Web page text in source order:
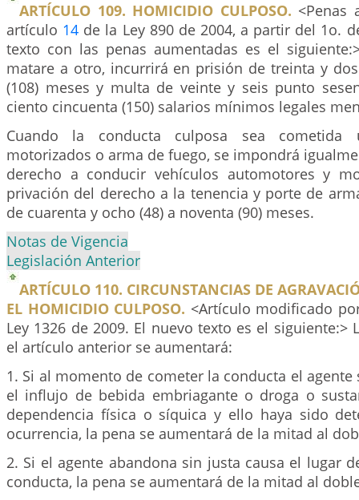
ARTÍCULO 109. HOMICIDIO CULPOSO. <Penas
artículo 14 de la Ley 890 de 2004, a partir del 1o.
texto con las penas aumentadas es el
matare a otro, incurrirá en prisión de treinta y
(108) meses y multa de veinte y seis punto
ciento cincuenta (150) salarios mínimos legales
Cuando la conducta culposa sea cometida
motorizados o arma de fuego, se impondrá
derecho a conducir vehículos automotores y
privación del derecho a la tenencia y porte de
de cuarenta y ocho (48) a noventa (90) meses.
Notas de Vigencia
Legislación Anterior
ARTÍCULO 110. CIRCUNSTANCIAS DE
EL HOMICIDIO CULPOSO. <Artículo modificado
Ley 1326 de 2009. El nuevo texto es el siguiente:>
el artículo anterior se aumentará:
1. Si al momento de cometer la conducta el
el influjo de bebida embriagante o droga o
dependencia física o síquica y ello haya sido
ocurrencia, la pena se aumentará de la mitad al
2. Si el agente abandona sin justa causa el lugar
conducta, la pena se aumentará de la mitad al